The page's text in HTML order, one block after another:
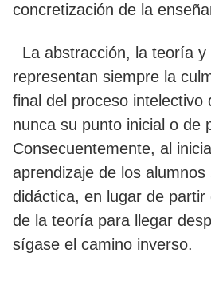
concretización de la
La abstracción, la teoría y
representan siempre la
final del proceso intelectivo
nunca su punto inicial o de
Consecuentemente, al
aprendizaje de los alumnos
didáctica, en lugar de partir
de la teoría para llegar
sígase el camino inverso.